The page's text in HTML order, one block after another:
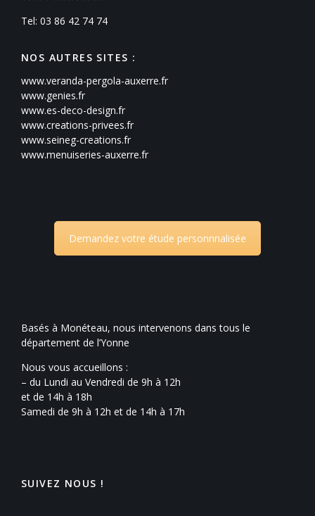
Tel: 03 86 42 74 74
NOS AUTRES SITES :
www.veranda-pergola-auxerre.fr
www.genies.fr
www.es-deco-design.fr
www.creations-privees.fr
www.seineg-creations.fr
www.menuiseries-auxerre.fr
Demandez votre étude personnnalisée
Basés à Monéteau, nous intervenons dans tous le
département de l’Yonne
Nous vous accueillons :
– du Lundi au Vendredi de 9h à 12h
et de 14h à 18h
Samedi de 9h à 12h et de 14h à 17h
SUIVEZ NOUS !